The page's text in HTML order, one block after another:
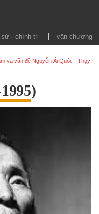
sử · chính trị văn chương
và vấn đề Nguyễn Ái Quốc - Thụy